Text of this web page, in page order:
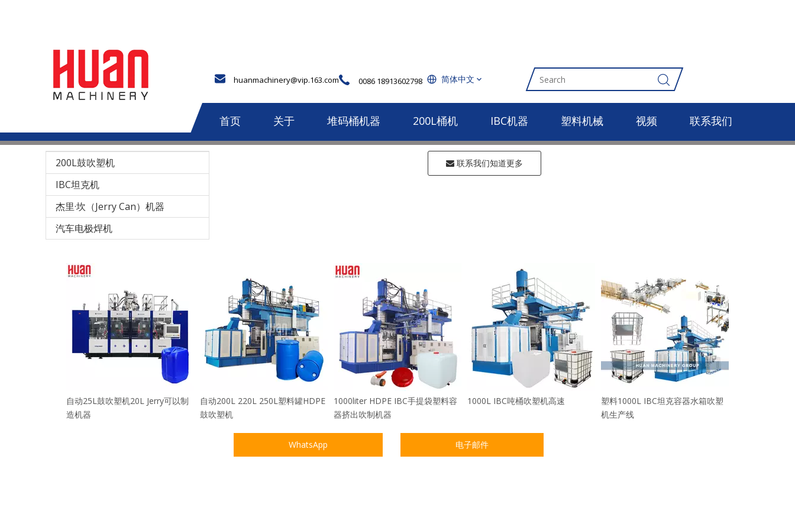
huanmachinery@vip.163.com 0086 18913602798 简体中文
首页 关于 堆码桶机器 200L桶机 IBC机器 塑料机械 视频 联系我们
200L鼓吹塑机
IBC坦克机
杰里·坎（Jerry Can）机器
汽车电极焊机
联系我们知道更多
自动25L鼓吹塑机20L Jerry可以制
造机器
自动200L 220L 250L塑料罐HDPE
鼓吹塑机
1000liter HDPE IBC手提袋塑料容
器挤出吹制机器
1000L IBC吨桶吹塑机高速
塑料1000L IBC坦克容器水箱吹塑
机生产线
WhatsApp 电子邮件